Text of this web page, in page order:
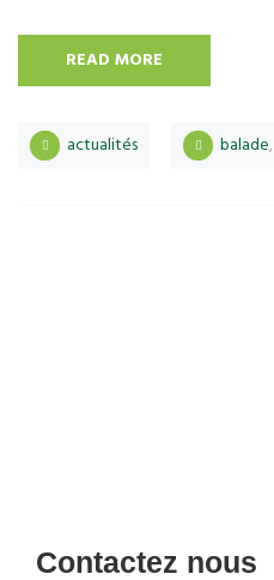
READ MORE
actualités balade,
Contactez nous